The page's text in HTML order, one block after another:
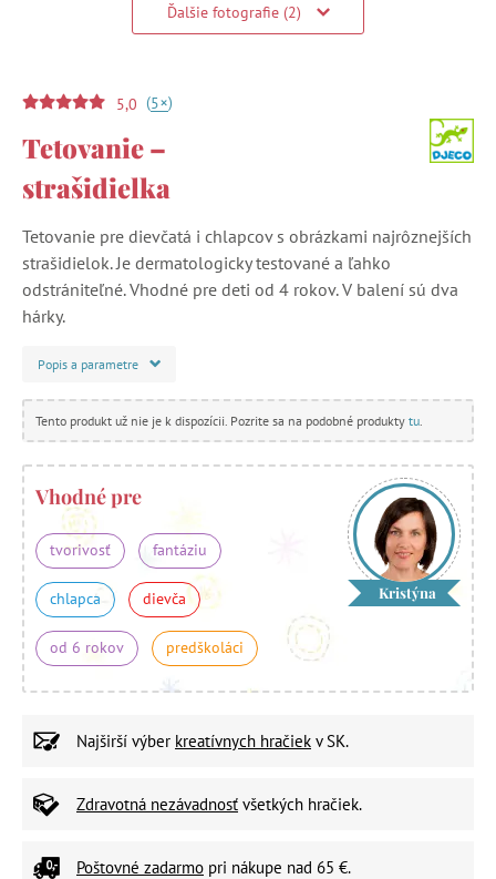
Ďalšie fotografie (2)
5,0 (5+)
Tetovanie –
strašidielka
Tetovanie pre dievčatá i chlapcov s obrázkami najrôznejších
strašidielok. Je dermatologicky testované a ľahko
odstrániteľné. Vhodné pre deti od 4 rokov. V balení sú dva
hárky.
Popis a parametre
Tento produkt už nie je k dispozícii. Pozrite sa na podobné produkty tu
Vhodné pre
tvorivosť fantáziu
chlapca dievča
od 6 rokov predškoláci
Kristýna
Najširší výber kreatívnych hračiek v SK.
Zdravotná nezávadnosť všetkých hračiek.
Poštovné zadarmo pri nákupe nad 65 €.